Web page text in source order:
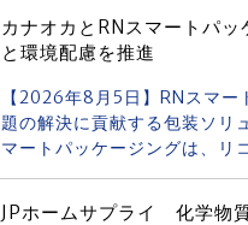
カナオカとRNスマートパ
と環境配慮を推進
【2026年8月5日】RNスマ
題の解決に貢献する包装ソリ
マートパッケージングは、リ
JPホームサプライ 化学物